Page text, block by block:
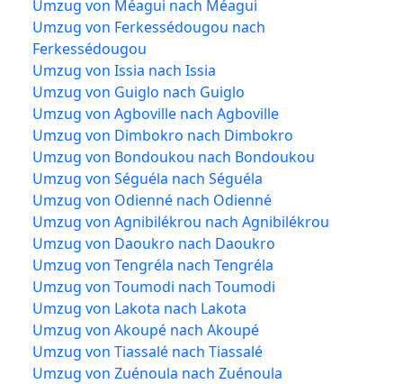
Umzug von Méagui nach Méagui
Umzug von Ferkessédougou nach
Ferkessédougou
Umzug von Issia nach Issia
Umzug von Guiglo nach Guiglo
Umzug von Agboville nach Agboville
Umzug von Dimbokro nach Dimbokro
Umzug von Bondoukou nach Bondoukou
Umzug von Séguéla nach Séguéla
Umzug von Odienné nach Odienné
Umzug von Agnibilékrou nach Agnibilékrou
Umzug von Daoukro nach Daoukro
Umzug von Tengréla nach Tengréla
Umzug von Toumodi nach Toumodi
Umzug von Lakota nach Lakota
Umzug von Akoupé nach Akoupé
Umzug von Tiassalé nach Tiassalé
Umzug von Zuénoula nach Zuénoula